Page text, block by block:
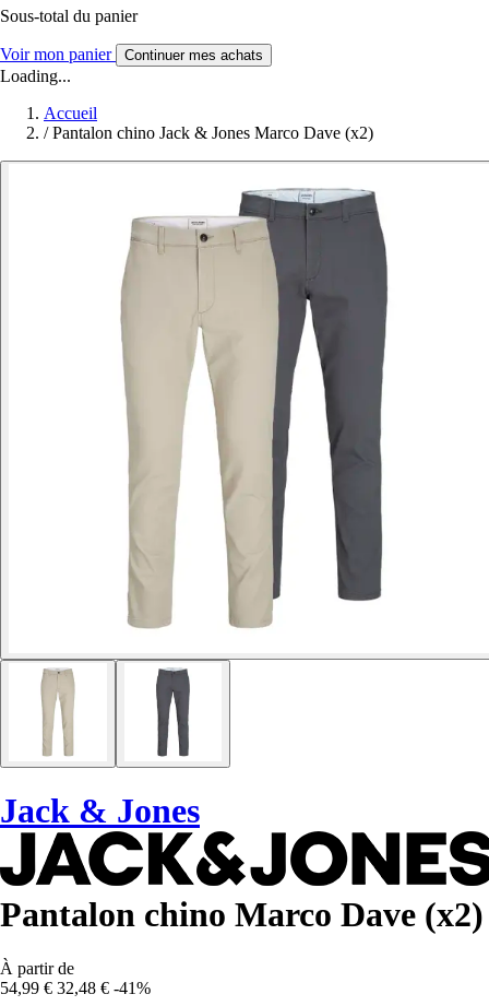
Sous-total du panier
Voir mon panier Continuer mes achats
Loading...
Accueil
/ Pantalon chino Jack & Jones Marco Dave (x2)
Jack & Jones
Pantalon chino Marco Dave (x2)
À partir de
54,99 € 32,48 € -41%